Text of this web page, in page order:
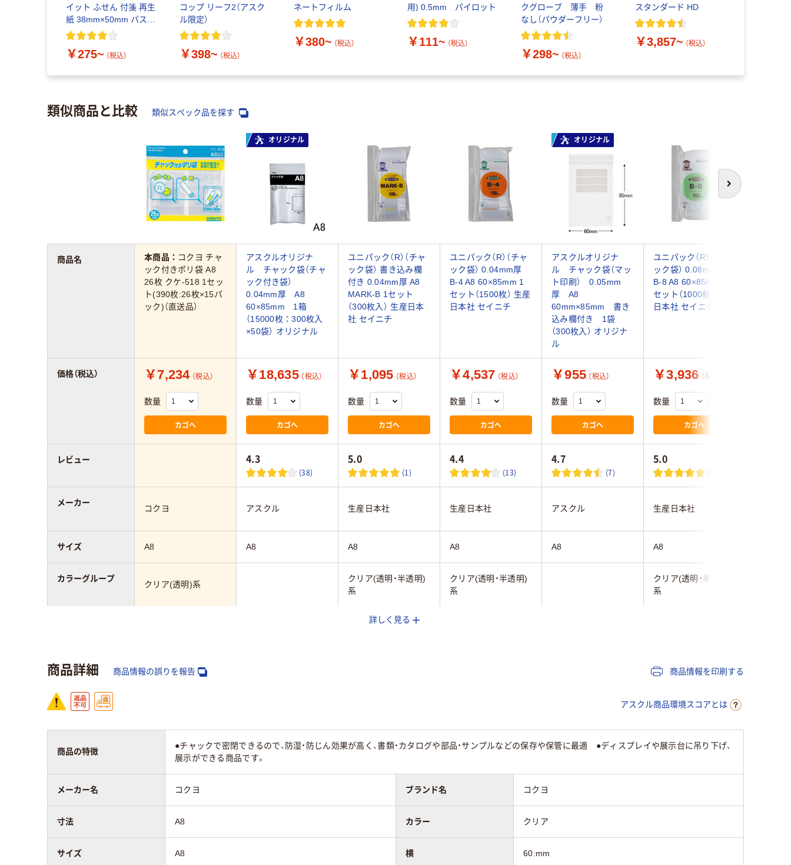
イット ふせん 付箋 再生
紙 38mm×50mm パステ
ルカラー
￥275~ （税込）
コップ リーフ2（アスク
ル限定）
￥398~ （税込）
ネートフィルム
￥380~ （税込）
用) 0.5mm パイロット
￥111~ （税込）
クグローブ 薄手 粉
なし（パウダーフリー）
￥298~ （税込）
スタンダード HD
￥3,857~ （税込）
類似商品と比較 類似スペック品を探す
次へ
オリジナル オリジナル
本商品： コクヨ チャ
ック付きポリ袋 A8
26枚 クケ-518 1セッ
ト(390枚:26枚×15パ
ック)（直送品）
アスクルオリジナ
ル チャック袋（チャ
ック付き袋）
0.04mm厚 A8
60×85mm 1箱
（15000枚：300枚入
×50袋） オリジナル
ユニパック（R）（チャ
ック袋） 書き込み欄
付き 0.04mm厚 A8
MARK-B 1セット
（300枚入） 生産日本
社 セイニチ
ユニパック（R）（チャ
ック袋） 0.04mm厚
B-4 A8 60×85mm 1
セット（1500枚） 生産
日本社 セイニチ
アスクルオリジナ
ル チャック袋（マッ
ト印刷） 0.05mm
厚 A8
60mm×85mm 書き
込み欄付き 1袋
（300枚入） オリジナ
ル
ユニパック（R）（チャ
ック袋） 0.08mm厚
B-8 A8 60×85mm 1
セット（1000枚） 生産
日本社 セイニチ
￥7,234 （税込）
数量
カゴへ
￥18,635 （税込）
数量
カゴへ
￥1,095 （税込）
数量
カゴへ
￥4,537 （税込）
数量
カゴへ
￥955 （税込）
数量
カゴへ
￥3,936 （税込）
数量
カゴへ
4.3
(38)
5.0
(1)
4.4
(13)
4.7
(7)
5.0
(5)
コクヨ アスクル 生産日本社 生産日本社 アスクル 生産日本社
A8 A8 A8 A8 A8 A8
クリア(透明)系
クリア(透明・半透明)
系
クリア(透明・半透明)
系
クリア(透明・半透明)
系
袋入り（吊しひもな
ポリプロピレン
LDPE（ツルツルタイ
プ）
商品名
価格（税込）
レビュー
メーカー
サイズ
カラーグループ
材質
アスクル商品環境
詳しく見る
商品詳細 商品情報の誤りを報告 商品情報を印刷する
アスクル商品環境スコアとは
商品の特徴
●チャックで密閉できるので、防湿・防じん効果が高く、書類・カタログや部品・サンプルなどの保存や保管に最適 ●ディスプレイや展示台に吊り下げ、
展示ができる商品です。
メーカー名 コクヨ ブランド名 コクヨ
寸法 A8 カラー クリア
サイズ A8 横 60:mm